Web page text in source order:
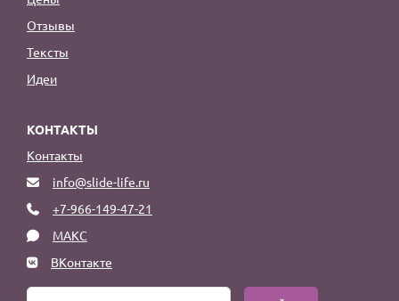
Отзывы
Тексты
Идеи
КОНТАКТЫ
Контакты
info@slide-life.ru
+7-966-149-47-21
МАКС
ВКонтакте